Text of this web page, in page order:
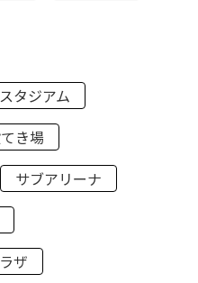
タジアム
き場
サブアリーナ
ザ